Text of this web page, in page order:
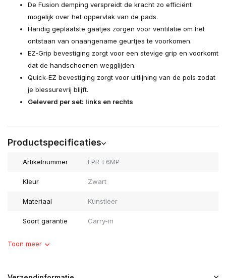
De Fusion demping verspreidt de kracht zo efficiënt
mogelijk over het oppervlak van de pads.
Handig geplaatste gaatjes zorgen voor ventilatie om het
ontstaan van onaangename geurtjes te voorkomen.
EZ-Grip bevestiging zorgt voor een stevige grip en voorkomt
dat de handschoenen wegglijden.
Quick-EZ bevestiging zorgt voor uitlijning van de pols zodat
je blessurevrij blijft.
Geleverd per set: links en rechts
Productspecificaties
Artikelnummer FPR-F6MP
Kleur Zwart
Materiaal Kunstleer
Soort garantie Carry-in
Toon meer